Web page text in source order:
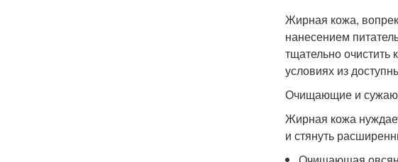
Жирная кожа,
нанесением
тщательно
условиях из
Очищающие и
Жирная кожа
и стянуть